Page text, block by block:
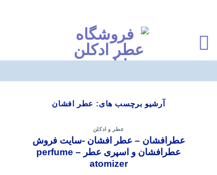
آرشیو برچسب های: عطر افشان
عطر و ادکلن
عطرافشان – عطر افشان -سایت فروش
عطرافشان و اسپری عطر – perfume
atomizer